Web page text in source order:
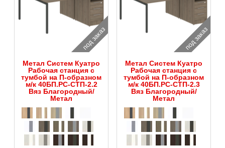
под заказ
Метал Систем Куатро
Рабочая станция с
тумбой на П-образном
м/к 40БП.РС-СТП-2.2
Вяз Благородный/
Метал
под заказ
Метал Систем Куатро
Рабочая станция с
тумбой на П-образном
м/к 40БП.РС-СТП-2.3
Вяз Благородный/
Метал